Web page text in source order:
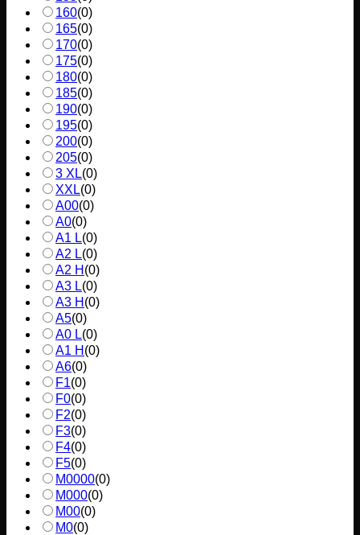
160(0)
165(0)
170(0)
175(0)
180(0)
185(0)
190(0)
195(0)
200(0)
205(0)
3 XL(0)
XXL(0)
A00(0)
A0(0)
A1 L(0)
A2 L(0)
A2 H (0)
A3 L(0)
A3 H (0)
A5(0)
A0 L(0)
A1 H (0)
A6(0)
F1(0)
F0(0)
F2(0)
F3(0)
F4(0)
F5(0)
M0000(0)
M000(0)
M00(0)
M0(0)